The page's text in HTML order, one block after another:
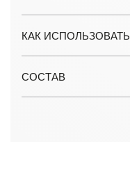
КАК ИСПОЛЬЗОВАТЬ
СОСТАВ